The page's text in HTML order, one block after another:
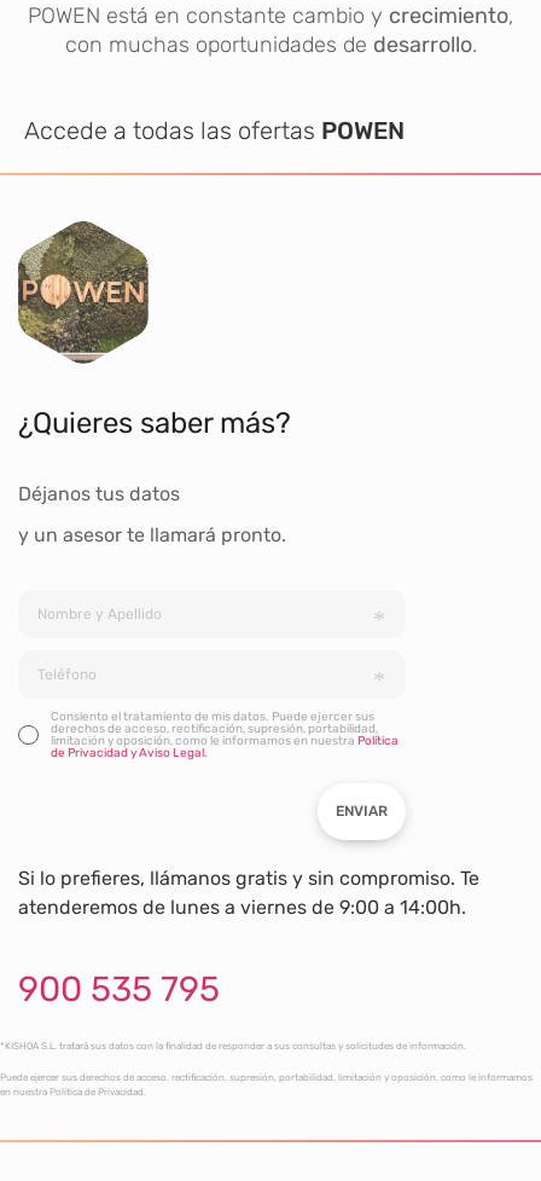
POWEN está en constante cambio y crecimiento,
con muchas oportunidades de desarrollo.
Accede a todas las ofertas POWEN
¿Quieres saber más?
Déjanos tus datos
y un asesor te llamará pronto.
Consiento el tratamiento de mis datos. Puede ejercer sus
derechos de acceso, rectificación, supresión, portabilidad,
limitación y oposición, como le informamos en nuestra Política
de Privacidad y Aviso Legal.
ENVIAR
Si lo prefieres, llámanos gratis y sin compromiso. Te
atenderemos de lunes a viernes de 9:00 a 14:00h.
900 535 795
*KISHOA S.L. tratará sus datos con la finalidad de responder a sus consultas y solicitudes de información.
Puede ejercer sus derechos de acceso, rectificación, supresión, portabilidad, limitación y oposición, como le informamos
en nuestra Política de Privacidad.